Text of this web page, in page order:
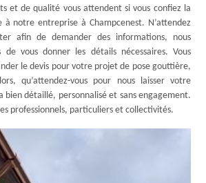
et de qualité vous attendent si vous confiez la
notre entreprise à Champcenest. N’attendez
afin de demander des informations, nous
de vous donner les détails nécessaires. Vous
le devis pour votre projet de pose gouttière,
qu’attendez-vous pour nous laisser votre
bien détaillé, personnalisé et sans engagement.
professionnels, particuliers et collectivités.